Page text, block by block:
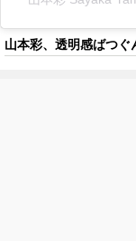
山本彩、透明感ばつ